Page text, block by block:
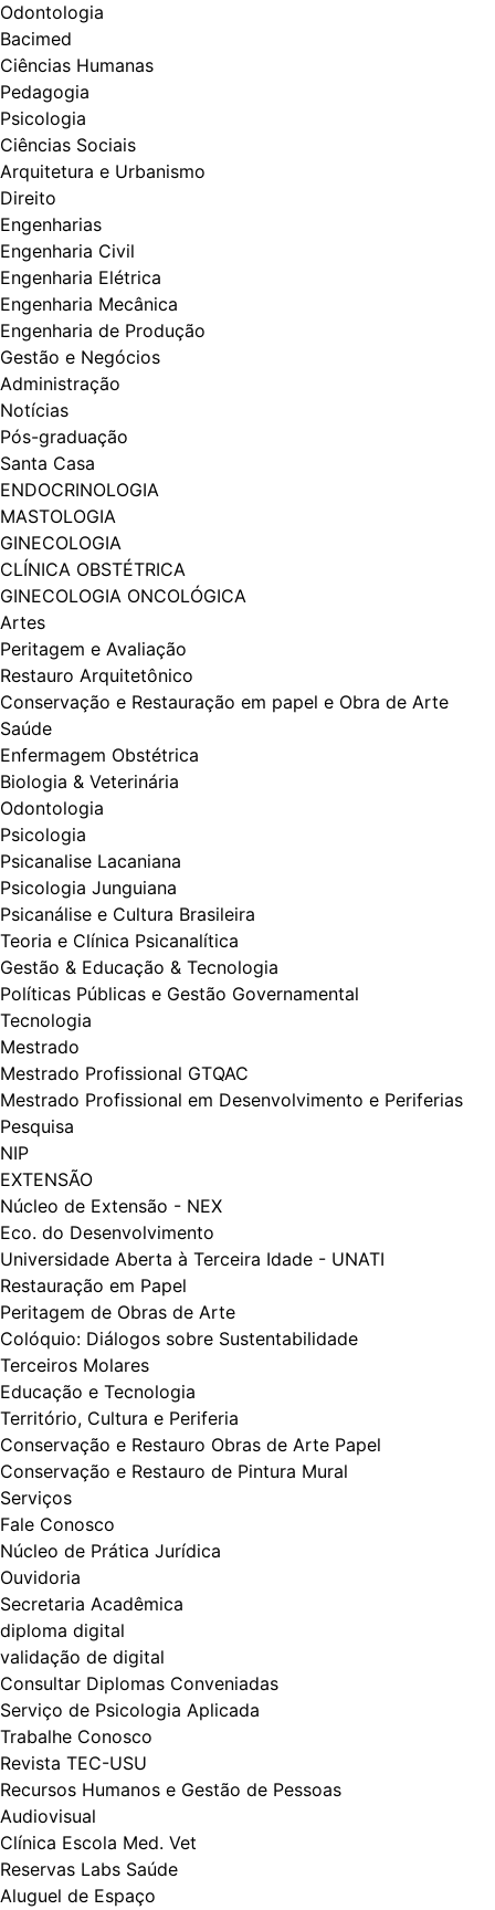
Odontologia
Bacimed
Ciências Humanas
Pedagogia
Psicologia
Ciências Sociais
Arquitetura e Urbanismo
Direito
Engenharias
Engenharia Civil
Engenharia Elétrica
Engenharia Mecânica
Engenharia de Produção
Gestão e Negócios
Administração
Notícias
Pós-graduação
Santa Casa
ENDOCRINOLOGIA
MASTOLOGIA
GINECOLOGIA
CLÍNICA OBSTÉTRICA
GINECOLOGIA ONCOLÓGICA
Artes
Peritagem e Avaliação
Restauro Arquitetônico
Conservação e Restauração em papel e Obra de Arte
Saúde
Enfermagem Obstétrica
Biologia & Veterinária
Odontologia
Psicologia
Psicanalise Lacaniana
Psicologia Junguiana
Psicanálise e Cultura Brasileira
Teoria e Clínica Psicanalítica
Gestão & Educação & Tecnologia
Políticas Públicas e Gestão Governamental
Tecnologia
Mestrado
Mestrado Profissional GTQAC
Mestrado Profissional em Desenvolvimento e Periferias
Pesquisa
NIP
EXTENSÃO
Núcleo de Extensão - NEX
Eco. do Desenvolvimento
Universidade Aberta à Terceira Idade - UNATI
Restauração em Papel
Peritagem de Obras de Arte
Colóquio: Diálogos​​ sobre Sustentabilidade
Terceiros Molares
Educação e Tecnologia
Território, Cultura e Periferia
Conservação e Restauro Obras de Arte Papel
Conservação e Restauro de Pintura Mural
Serviços
Fale Conosco
Núcleo de Prática Jurídica
Ouvidoria
Secretaria Acadêmica
diploma digital
validação de digital
Consultar Diplomas Conveniadas
Serviço de Psicologia Aplicada
Trabalhe Conosco
Revista TEC-USU
Recursos Humanos e Gestão de Pessoas
Audiovisual
Clínica Escola Med. Vet
Reservas Labs Saúde
Aluguel de Espaço